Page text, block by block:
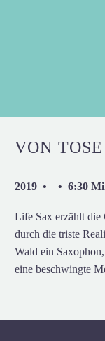
VON
2019 • • 6:30
Life Sax erzählt die
durch die triste
Wald ein
eine beschwingte